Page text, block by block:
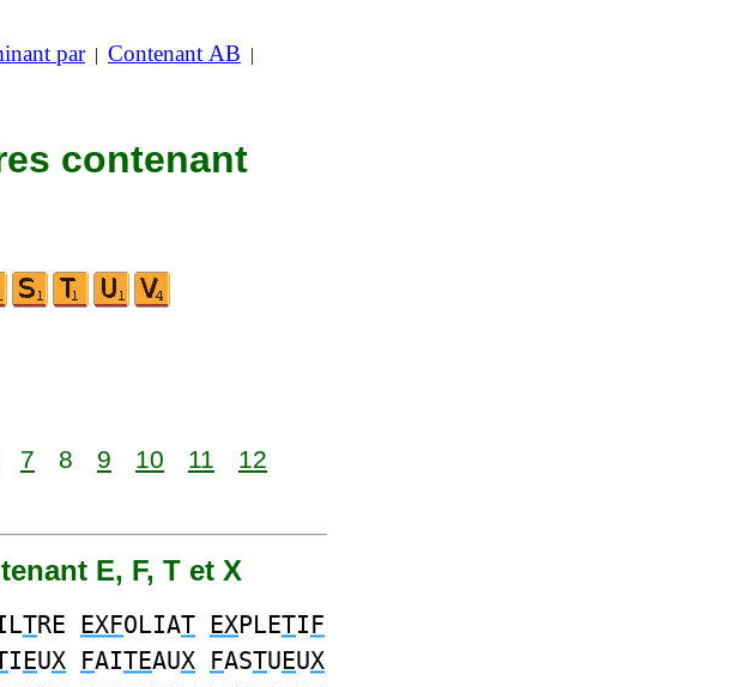
par| Contenant AB |
contenant
7 8 9 10 11
12
E, F, T et X
TRE EXFOLIAT EXPLETIF
IEUX FAITEAUX FASTUEUX